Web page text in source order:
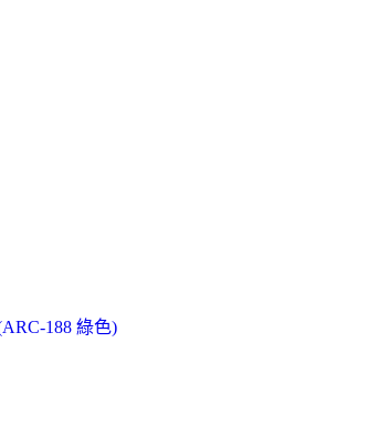
188 綠色)